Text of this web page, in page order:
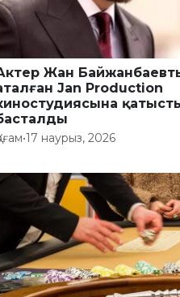
Жан
Jan Production
•17 наурыз, 2026